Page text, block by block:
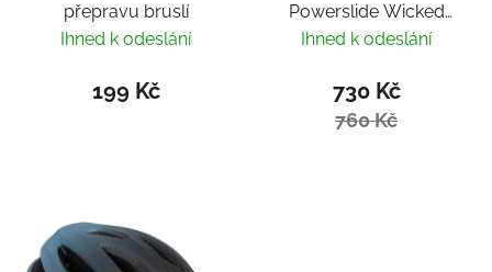
přepravu bruslí
Ihned k odeslání
199 Kč
Powerslide Wicked
Hardcore Tool
Ihned k odeslání
730 Kč
760 Kč